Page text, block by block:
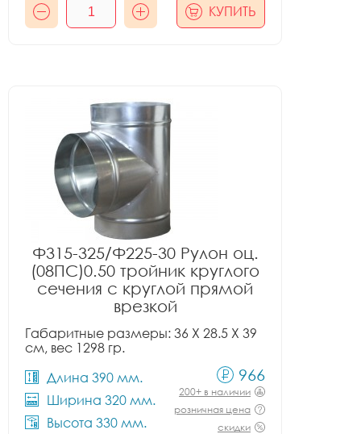
КУПИТЬ
Ф315-325/Ф225-30 Рулон оц.
(08ПС)0.50 тройник круглого
сечения с круглой прямой
врезкой
Габаритные размеры: 36 X 28.5 X 39
см, вес 1298 гр.
Длина 390 мм.
Ширина 320 мм.
Высота 330 мм.
966
200+ в наличии
розничная цена
скидки